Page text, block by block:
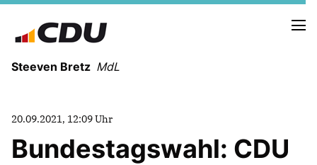
Steeven Bretz MdL
20.09.2021, 12:09 Uhr
Bundestagswahl: CDU